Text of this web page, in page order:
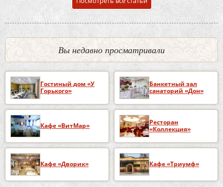
Вы недавно просматривали
Гостиный дом «У
Горького»
Банкетный зал
санаторий «Дон»
Кафе «ВитМар»
Ресторан
«Коллекция»
Кафе «Дворик» Кафе «Триумф»